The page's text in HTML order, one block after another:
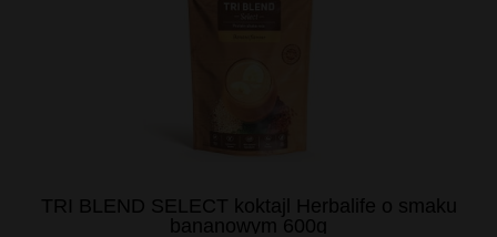
TRI BLEND SELECT koktajl Herbalife o smaku
bananowym 600g